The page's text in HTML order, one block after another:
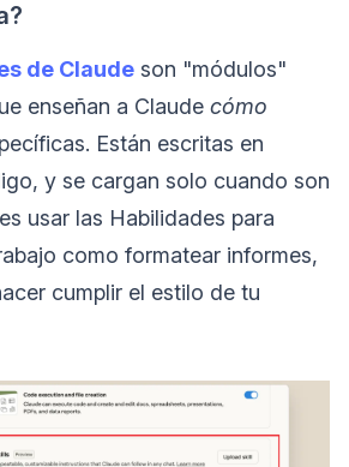
de Claude son "módulos"
enseñan a Claude cómo
Están escritas en
y se cargan solo cuando son
usar las Habilidades para
como formatear informes,
cumplir el estilo de tu